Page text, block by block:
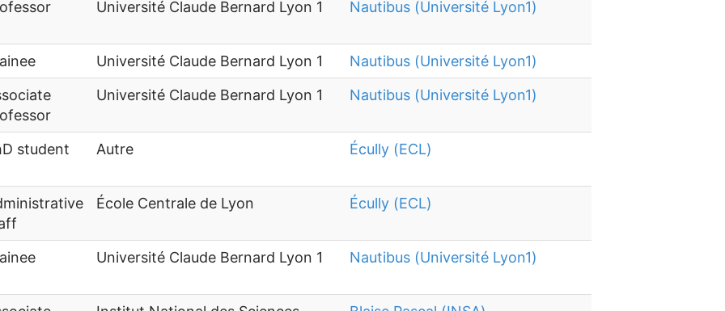
Université Claude Bernard Lyon 1 Nautibus (Université Lyon1)
Université Claude Bernard Lyon 1
Nautibus (Université Lyon1)
Université Claude Bernard Lyon 1 Nautibus (Université Lyon1)
student Autre Écully (ECL)
École Centrale de Lyon Écully (ECL)
Université Claude Bernard Lyon 1 Nautibus (Université Lyon1)